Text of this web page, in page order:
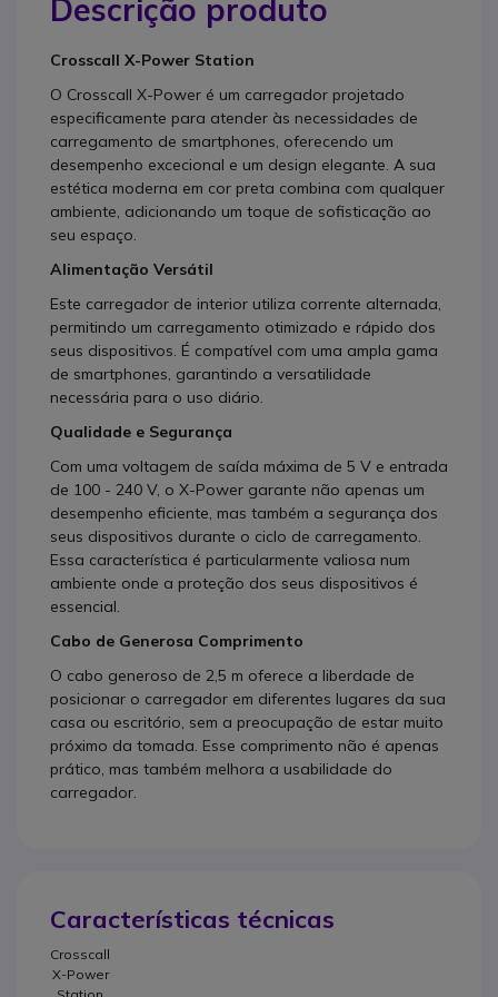
Descrição produto
Crosscall X-Power Station
O Crosscall X-Power é um carregador projetado
especificamente para atender às necessidades de
carregamento de smartphones, oferecendo um
desempenho excecional e um design elegante. A sua
estética moderna em cor preta combina com qualquer
ambiente, adicionando um toque de sofisticação ao
seu espaço.
Alimentação Versátil
Este carregador de interior utiliza corrente alternada,
permitindo um carregamento otimizado e rápido dos
seus dispositivos. É compatível com uma ampla gama
de smartphones, garantindo a versatilidade
necessária para o uso diário.
Qualidade e Segurança
Com uma voltagem de saída máxima de 5 V e entrada
de 100 - 240 V, o X-Power garante não apenas um
desempenho eficiente, mas também a segurança dos
seus dispositivos durante o ciclo de carregamento.
Essa característica é particularmente valiosa num
ambiente onde a proteção dos seus dispositivos é
essencial.
Cabo de Generosa Comprimento
O cabo generoso de 2,5 m oferece a liberdade de
posicionar o carregador em diferentes lugares da sua
casa ou escritório, sem a preocupação de estar muito
próximo da tomada. Esse comprimento não é apenas
prático, mas também melhora a usabilidade do
carregador.
Características técnicas
Crosscall
X-Power